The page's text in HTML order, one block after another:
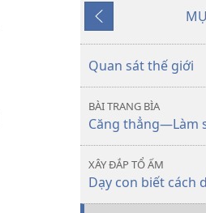
Trước
Quan sát thế giới
BÀI TRANG BÌA
Căng thẳng—Làm
XÂY ĐẮP TỔ ẤM
Dạy con biết cách